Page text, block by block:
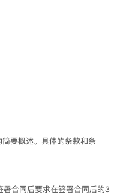
要概述。具体的条款和条
合同后要求在签署合同后的3